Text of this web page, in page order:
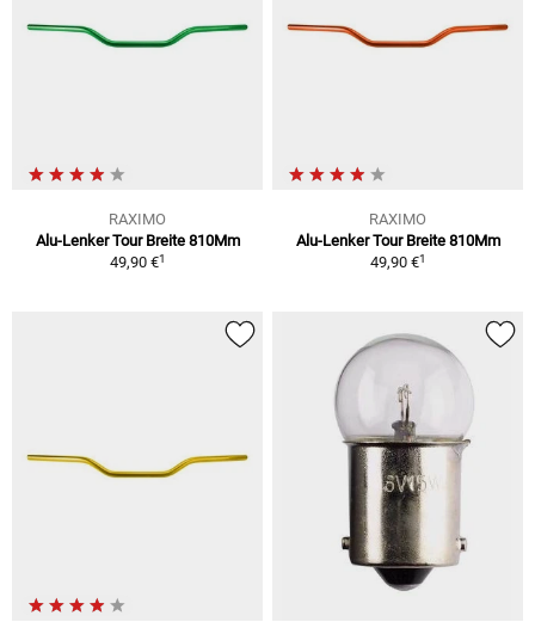
RAXIMO
Alu-Lenker Tour Breite 810Mm
49,90 €1
RAXIMO
Alu-Lenker Tour Breite 810Mm
49,90 €1